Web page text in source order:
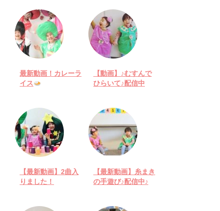
最新動画！カレーラ
イス
【動画】♪むすんで
ひらいて♪配信中
【最新動画】2曲入
りました！
【最新動画】糸まき
の手遊び♪配信中♪